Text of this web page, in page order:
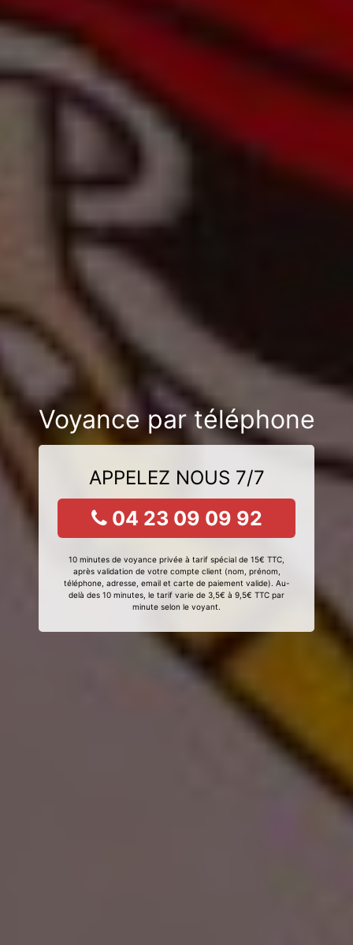
Voyance par téléphone
APPELEZ NOUS 7/7
04 23 09 09 92
10 minutes de voyance privée à tarif spécial de 15€ TTC,
après validation de votre compte client (nom, prénom,
téléphone, adresse, email et carte de paiement valide). Au-
delà des 10 minutes, le tarif varie de 3,5€ à 9,5€ TTC par
minute selon le voyant.